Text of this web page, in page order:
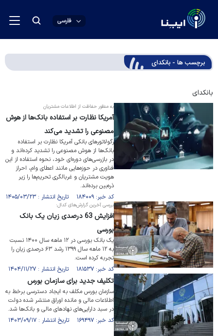
فارسی
برچسب ها - بانکدای
بانکدای
به منظور حفاظت از اطلاعات مشتریان
آمریکا نظارت بر استفاده بانک‌ها از هوش
مصنوعی را تشدید می‌کند
رگولاتورهای بانکی آمریکا نظارت بر استفاده
بانک‌ها از هوش مصنوعی را تشدید کرده‌اند و
در بازرسی‌های دوره‌ای خود، نحوه استفاده از این
فناوری در حوزه‌هایی مانند اعطای وام، احراز
هویت مشتریان و غربالگری تحریم‌ها را زیر
ذره‌بین برده‌اند.
کد خبر: ۱۸۴۰۰۹ تاریخ انتشار : ۱۴۰۵/۰۳/۲۳
بررسی آخرین گزارش‌های کدال:
افزایش 63 درصدی زیان یک بانک
بورسی
یک بانک بورسی در ۱۲ ماهه سال ۱۴۰۰ نسبت
به ۱۲ ماهه سال ۱۳۹۹ رشد ۶۳ درصدی زیان را
تجربه کرده است.
کد خبر: ۱۸۱۵۳۷ تاریخ انتشار : ۱۴۰۴/۱۱/۲۷
تکلیف جدید برای سازمان بورس
سازمان بورس مکلف به ایجاد دسترسی برخط به
اطلاعات مالی و مانده اوراق منتشر شده دولت
در سبد دارایی‌های نهاد‌های مالی و بانک‌ها شد.
کد خبر: ۱۶۹۴۹۷ تاریخ انتشار : ۱۴۰۳/۰۹/۱۷